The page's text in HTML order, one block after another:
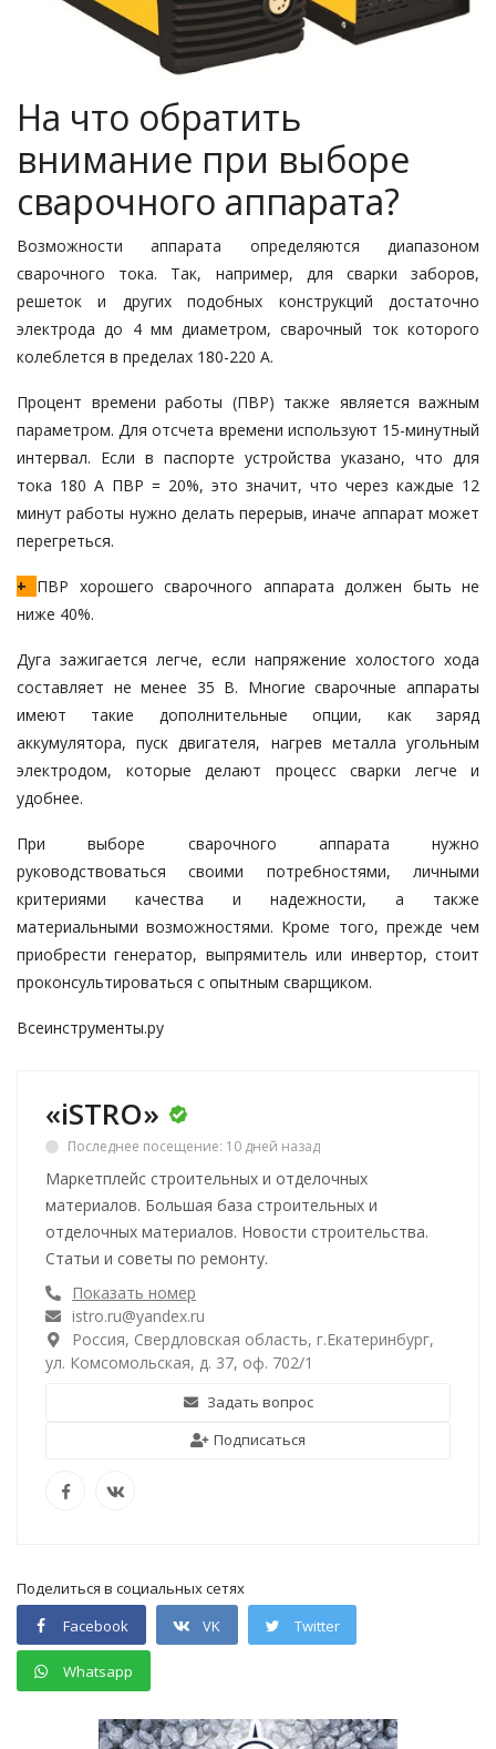
На что обратить
внимание при выборе
сварочного аппарата?
Возможности аппарата определяются диапазоном
сварочного тока. Так, например, для сварки заборов,
решеток и других подобных конструкций достаточно
электрода до 4 мм диаметром, сварочный ток которого
колеблется в пределах 180-220 А.
Процент времени работы (ПВР) также является важным
параметром. Для отсчета времени используют 15-минутный
интервал. Если в паспорте устройства указано, что для
тока 180 А ПВР = 20%, это значит, что через каждые 12
минут работы нужно делать перерыв, иначе аппарат может
перегреться.
+ ПВР хорошего сварочного аппарата должен быть не
ниже 40%.
Дуга зажигается легче, если напряжение холостого хода
составляет не менее 35 В. Многие сварочные аппараты
имеют такие дополнительные опции, как заряд
аккумулятора, пуск двигателя, нагрев металла угольным
электродом, которые делают процесс сварки легче и
удобнее.
При выборе сварочного аппарата нужно
руководствоваться своими потребностями, личными
критериями качества и надежности, а также
материальными возможностями. Кроме того, прежде чем
приобрести генератор, выпрямитель или инвертор, стоит
проконсультироваться с опытным сварщиком.
Всеинструменты.ру
«iSTRO»
Последнее посещение: 10 дней назад
Маркетплейс строительных и отделочных
материалов. Большая база строительных и
отделочных материалов. Новости строительства.
Статьи и советы по ремонту.
Показать номер
istro.ru@yandex.ru
Россия, Свердловская область, г.Екатеринбург,
ул. Комсомольская, д. 37, оф. 702/1
Задать вопрос
Подписаться
Поделиться в социальных сетях
Facebook
VK Twitter
Whatsapp